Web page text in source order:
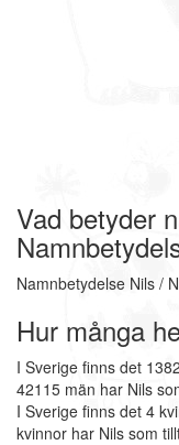
Vad betyder
Namnbetydelse Nils /
Hur många
I Sverige finns det
42115 män har Nils
I Sverige finns det 4
kvinnor har Nils som